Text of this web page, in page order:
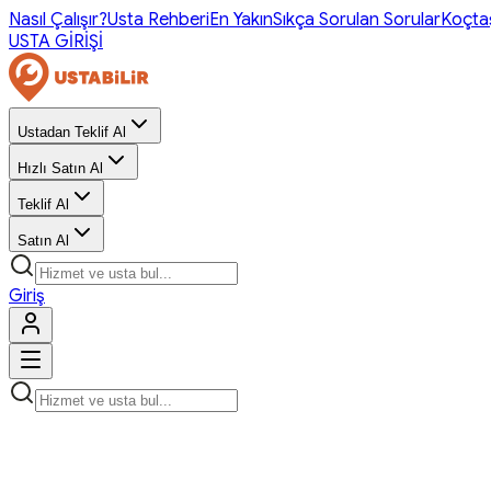
Nasıl Çalışır?Usta RehberiEn YakınSıkça Sorulan Sorular
USTA GİRİŞİ
Ustadan Teklif Al
Hızlı Satın Al
Teklif Al
Satın Al
Giriş